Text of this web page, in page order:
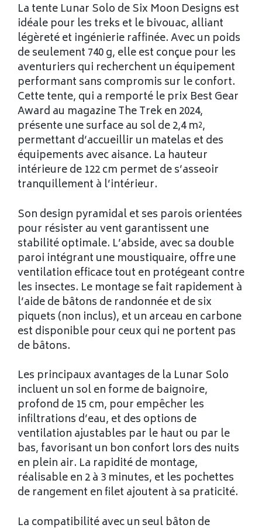
La tente Lunar Solo de Six Moon Designs est
idéale pour les treks et le bivouac, alliant
légèreté et ingénierie raffinée. Avec un poids
de seulement 740 g, elle est conçue pour les
aventuriers qui recherchent un équipement
performant sans compromis sur le confort.
Cette tente, qui a remporté le prix Best Gear
Award au magazine The Trek en 2024,
présente une surface au sol de 2,4 m²,
permettant d’accueillir un matelas et des
équipements avec aisance. La hauteur
intérieure de 122 cm permet de s’asseoir
tranquillement à l’intérieur.
Son design pyramidal et ses parois orientées
pour résister au vent garantissent une
stabilité optimale. L’abside, avec sa double
paroi intégrant une moustiquaire, offre une
ventilation efficace tout en protégeant contre
les insectes. Le montage se fait rapidement à
l’aide de bâtons de randonnée et de six
piquets (non inclus), et un arceau en carbone
est disponible pour ceux qui ne portent pas
de bâtons.
Les principaux avantages de la Lunar Solo
incluent un sol en forme de baignoire,
profond de 15 cm, pour empêcher les
infiltrations d’eau, et des options de
ventilation ajustables par le haut ou par le
bas, favorisant un bon confort lors des nuits
en plein air. La rapidité de montage,
réalisable en 2 à 3 minutes, et les pochettes
de rangement en filet ajoutent à sa praticité.
La compatibilité avec un seul bâton de